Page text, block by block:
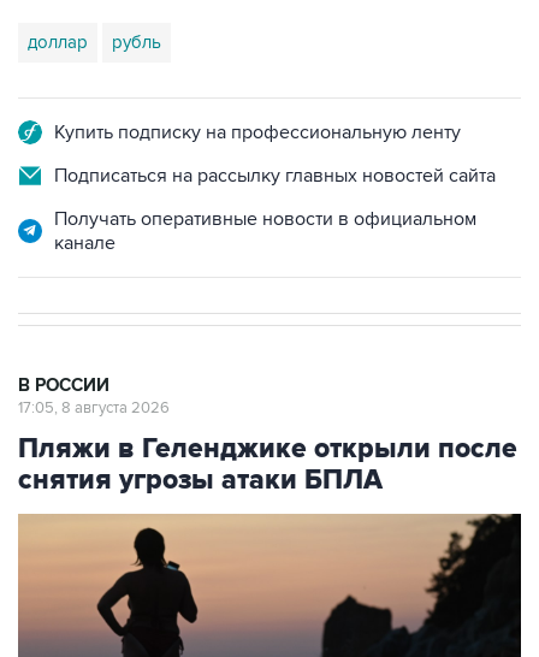
доллар рубль
Купить подписку на профессиональную ленту
Подписаться на рассылку главных новостей сайта
Получать оперативные новости в официальном
канале
В РОССИИ
17:05, 8 августа 2026
Пляжи в Геленджике открыли после
снятия угрозы атаки БПЛА